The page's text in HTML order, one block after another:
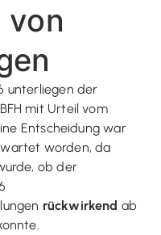
von
unterliegen der
mit Urteil vom
Entscheidung war
worden, da
ob der
rückwirkend ab